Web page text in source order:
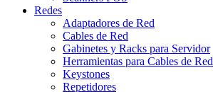
Redes
Adaptadores de Red
Cables de Red
Gabinetes y Racks para Servidor
Herramientas para Cables de Red
Keystones
Repetidores